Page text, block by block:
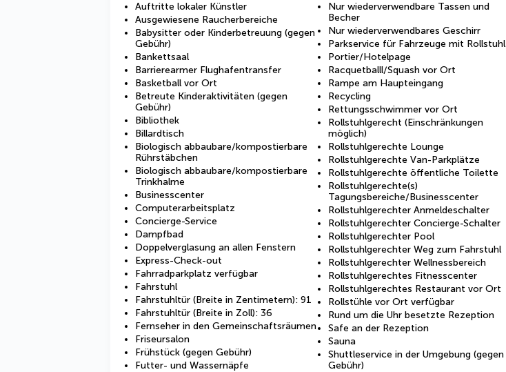
Auftritte lokaler Künstler
Ausgewiesene Raucherbereiche
Babysitter oder Kinderbetreuung (gegen
Gebühr)
Bankettsaal
Barrierearmer Flughafentransfer
Basketball vor Ort
Betreute Kinderaktivitäten (gegen
Gebühr)
Bibliothek
Billardtisch
Biologisch abbaubare/kompostierbare
Rührstäbchen
Biologisch abbaubare/kompostierbare
Trinkhalme
Businesscenter
Computerarbeitsplatz
Concierge-Service
Dampfbad
Doppelverglasung an allen Fenstern
Express-Check-out
Fahrradparkplatz verfügbar
Fahrstuhl
Fahrstuhltür (Breite in Zentimetern): 91
Fahrstuhltür (Breite in Zoll): 36
Fernseher in den Gemeinschaftsräumen
Friseursalon
Frühstück (gegen Gebühr)
Futter- und Wassernäpfe
Nur wiederverwendbare Tassen und
Becher
Nur wiederverwendbares Geschirr
Parkservice für Fahrzeuge mit Rollstuhl
Portier/Hotelpage
Racquetballl/Squash vor Ort
Rampe am Haupteingang
Recycling
Rettungsschwimmer vor Ort
Rollstuhlgerecht (Einschränkungen
möglich)
Rollstuhlgerechte Lounge
Rollstuhlgerechte Van-Parkplätze
Rollstuhlgerechte öffentliche Toilette
Rollstuhlgerechte(s)
Tagungsbereiche/Businesscenter
Rollstuhlgerechter Anmeldeschalter
Rollstuhlgerechter Concierge-Schalter
Rollstuhlgerechter Pool
Rollstuhlgerechter Weg zum Fahrstuhl
Rollstuhlgerechter Wellnessbereich
Rollstuhlgerechtes Fitnesscenter
Rollstuhlgerechtes Restaurant vor Ort
Rollstühle vor Ort verfügbar
Rund um die Uhr besetzte Rezeption
Safe an der Rezeption
Sauna
Shuttleservice in der Umgebung (gegen
Gebühr)